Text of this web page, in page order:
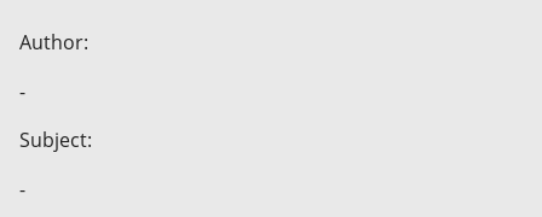
Author:
-
Subject:
-